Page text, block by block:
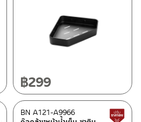
฿299
BN A121-A9966